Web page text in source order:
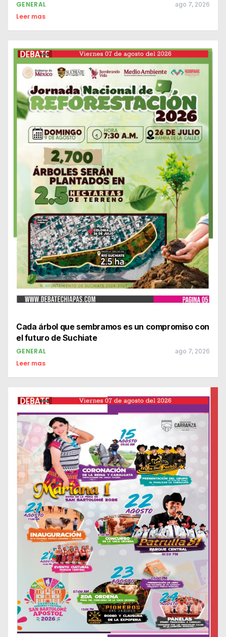
GENERAL ago 7, 2026
Leer mas
Cada árbol que sembramos es un compromiso con
el futuro de Suchiate
GENERAL ago 7, 2026
Leer mas